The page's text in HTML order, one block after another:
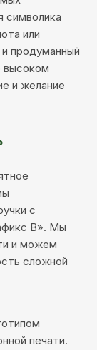
символика
или
продуманный
высоком
и желание
с
В». Мы
и можем
сложной
печати.